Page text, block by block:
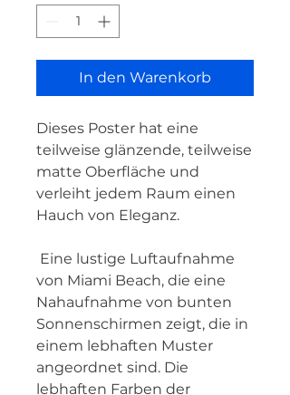
In den Warenkorb
Dieses Poster hat eine
teilweise glänzende, teilweise
matte Oberfläche und
verleiht jedem Raum einen
Hauch von Eleganz.
von Miami Beach, die eine
Nahaufnahme von bunten
Sonnenschirmen zeigt, die in
einem lebhaften Muster
angeordnet sind. Die
lebhaften Farben der